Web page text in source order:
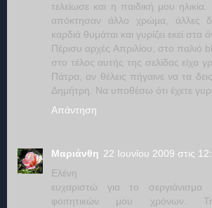
τελείωσε και η παιδική μου
απόκτησαν άλλο χρώμα, άλλες
καρδιά θυμάται και γυρίζει εκεί στα
Πέρισυ αρχές Απριλίου, στο παλιό
στο τέλος αυτής της σελίδας είχα
Πάτρα, αν θέλεις πήγαινε να τα
Δημήτρη. Να υποθέσω ότι έχετε
Απάντηση
Μαριάνθη 22 Ιουνίου 2009 στις
Ελένη
ευχαριστώ για το
φοιτητικών μου χρόνων.